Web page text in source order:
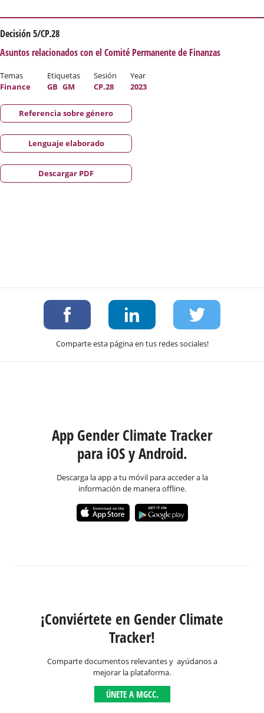
Decisión 5/CP.28
Asuntos relacionados con el Comité Permanente de Finanzas
Temas
Finance
Etiquetas
GB GM
Sesión
CP.28
Year
2023
Referencia sobre género
Lenguaje elaborado
Descargar PDF
Comparte esta página en tus redes sociales!
App Gender Climate Tracker
para iOS y Android.
Descarga la app a tu móvil para acceder a la
información de manera offline.
¡Conviértete en Gender Climate
Tracker!
Comparte documentos relevantes y ayúdanos a
mejorar la plataforma.
ÚNETE A MGCC.